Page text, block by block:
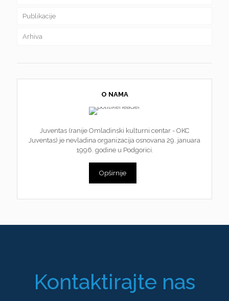
Publikacije
Arhiva
O NAMA
Juventas (ranije Omladinski kulturni centar - OKC
Juventas) je nevladina organizacija osnovana 29. januara
1996. godine u Podgorici.
Opširnije
Kontaktirajte nas